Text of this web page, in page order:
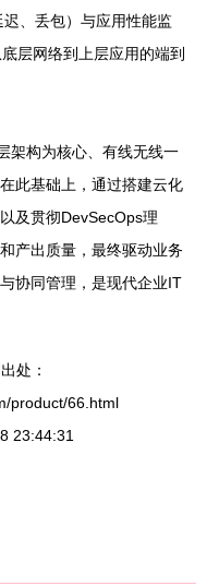
、丢包）与应用性能监
层网络到上层应用的端到
架构为核心、有线无线一
此基础上，通过搭建云化
及贯彻DevSecOps理
产出质量，最终驱动业务
协同管理，是现代企业IT
处：
product/66.html
23:44:31